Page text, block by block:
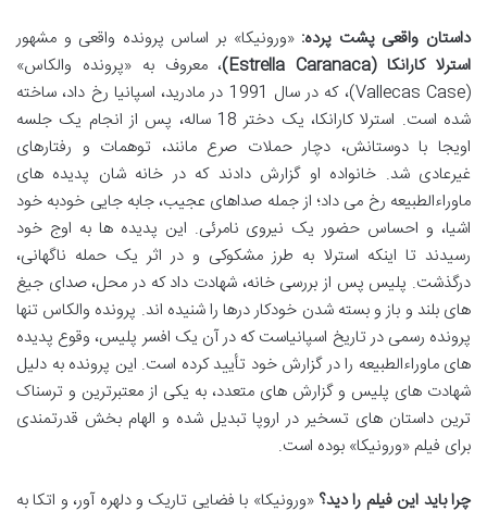
داستان واقعی پشت پرده: «ورونیکا» بر اساس پرونده واقعی و مشهور
استرلا کارانکا (Estrella Caranaca)
، معروف به «پرونده والکاس»
(Vallecas Case)، که در سال 1991 در مادرید، اسپانیا رخ داد، ساخته
شده است. استرلا کارانکا، یک دختر 18 ساله، پس از انجام یک جلسه
اویجا با دوستانش، دچار حملات صرع مانند، توهمات و رفتارهای
غیرعادی شد. خانواده او گزارش دادند که در خانه شان پدیده های
ماوراءالطبیعه رخ می داد؛ از جمله صداهای عجیب، جابه جایی خودبه خود
اشیا، و احساس حضور یک نیروی نامرئی. این پدیده ها به اوج خود
رسیدند تا اینکه استرلا به طرز مشکوکی و در اثر یک حمله ناگهانی،
درگذشت. پلیس پس از بررسی خانه، شهادت داد که در محل، صدای جیغ
های بلند و باز و بسته شدن خودکار درها را شنیده اند. پرونده والکاس تنها
پرونده رسمی در تاریخ اسپانیاست که در آن یک افسر پلیس، وقوع پدیده
های ماوراءالطبیعه را در گزارش خود تأیید کرده است. این پرونده به دلیل
شهادت های پلیس و گزارش های متعدد، به یکی از معتبرترین و ترسناک
ترین داستان های تسخیر در اروپا تبدیل شده و الهام بخش قدرتمندی
برای فیلم «ورونیکا» بوده است.
چرا باید این فیلم را دید؟ «ورونیکا» با فضایی تاریک و دلهره آور، و اتکا به